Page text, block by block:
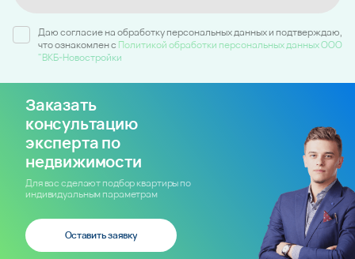
Даю согласие на обработку персональных данных и подтверждаю,
что ознакомлен c Политикой обработки персональных данных ООО
"ВКБ-Новостройки
Заказать
консультацию
эксперта по
недвижимости
Для вас сделают подбор квартиры по
индивидуальным параметрам
Оставить заявку